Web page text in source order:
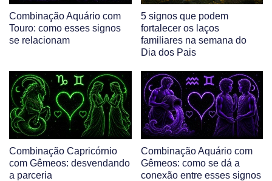
Combinação Aquário com
Touro: como esses signos
se relacionam
5 signos que podem
fortalecer os laços
familiares na semana do
Dia dos Pais
Combinação Capricórnio
com Gêmeos: desvendando
a parceria
Combinação Aquário com
Gêmeos: como se dá a
conexão entre esses signos